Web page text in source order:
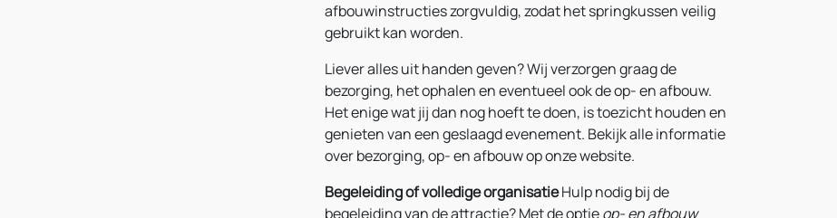
afbouwinstructies zorgvuldig, zodat het springkussen veilig
gebruikt kan worden.
Liever alles uit handen geven? Wij verzorgen graag de
bezorging, het ophalen en eventueel ook de op- en afbouw.
Het enige wat jij dan nog hoeft te doen, is toezicht houden en
genieten van een geslaagd evenement. Bekijk alle informatie
over bezorging, op- en afbouw op onze website.
Begeleiding of volledige organisatieHulp nodig bij de
begeleiding van de attractie? Met de optieop- en afbouw